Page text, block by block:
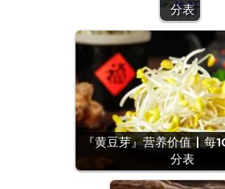
分表
『黄豆芽』营养价值 | 每
分表